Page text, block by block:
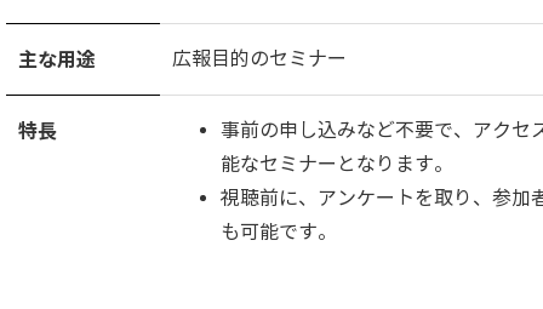
主な用途 広報目的のセミナー
特長
事前の申し込みなど不要で、アクセ
能なセミナーとなります。
視聴前に、アンケートを取り、参加
も可能です。